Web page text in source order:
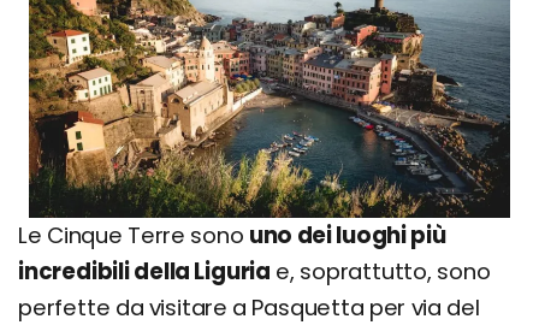
Le Cinque Terre sono uno dei luoghi più
incredibili della Liguria e, soprattutto, sono
perfette da visitare a Pasquetta per via del